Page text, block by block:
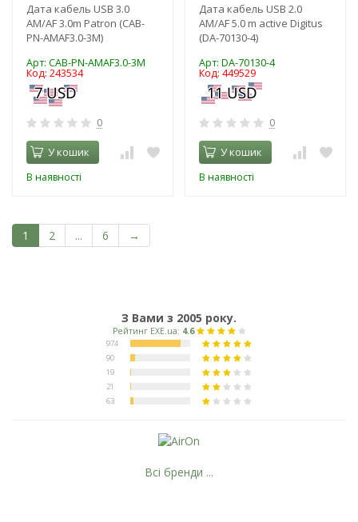
Дата кабель USB 3.0
AM/AF 3.0m Patron (CAB-
PN-AMAF3.0-3M)
Арт: CAB-PN-AMAF3.0-3M
Код: 243534
0
У кошик
В наявності
Дата кабель USB 2.0
AM/AF 5.0 m active Digitus
(DA-70130-4)
Арт: DA-70130-4
Код: 449529
0
У кошик
В наявності
1 2 ... 6 →
З Вами з 2005 року.
Всі бренди ...